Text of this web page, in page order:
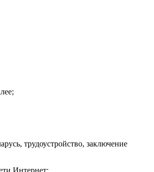
трудоустройство, заключение
Интернет;